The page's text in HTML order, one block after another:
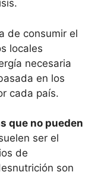
de consumir el
locales
necesaria
en los
cada país.
que no pueden
ser el
de
son